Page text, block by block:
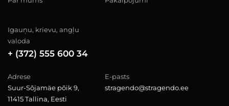
Igauņu, krievu, angļu
valoda
+ (372) 555 600 34
Adrese
Suur-Sõjamäe põik 9,
11415 Tallina, Eesti
E-pasts
stragendo@stragendo.ee